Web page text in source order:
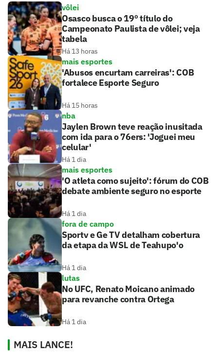
vôlei
Osasco busca o 19º título do
Campeonato Paulista de vôlei; veja
tabela
Há 13 horas
mais esportes
'Abusos encurtam carreiras': COB
fortalece Esporte Seguro
Há 15 horas
nba
Jaylen Brown teve reação inusitada
com ida para o 76ers: 'Joguei meu
celular'
Há 1 dia
mais esportes
'O atleta como sujeito': fórum do COB
debate ambiente seguro no esporte
Há 1 dia
fora de campo
Sportv e Ge TV detalham cobertura
da etapa da WSL de Teahupo'o
Há 1 dia
lutas
No UFC, Renato Moicano animado
para revanche contra Ortega
Há 1 dia
MAIS LANCE!